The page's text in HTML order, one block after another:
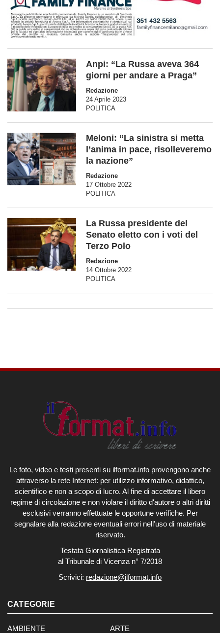
Anpi: “La Russa aveva 364
giorni per andare a Praga”
Redazione
24 Aprile 2023
POLITICA
Meloni: “La sinistra si metta
l’anima in pace, risolleveremo
la nazione”
Redazione
17 Ottobre 2022
POLITICA
La Russa presidente del
Senato eletto con i voti del
Terzo Polo
Redazione
14 Ottobre 2022
POLITICA
Le foto, video e testi presenti su ilformat.info provengono anche
attraverso la rete Internet: per utilizzo informativo, didattico,
scientifico e non a scopo di lucro. Al fine di accettare il libero
regime di circolazione e non violare il diritto d'autore o altri diritti
esclusivi verranno effettuate le opportune verifiche. Per
segnalare alla redazione eventuali errori nell'uso di materiale
riservato.
Testata Giornalistica Registrata
al Tribunale di Vicenza n° 7/2018
Scrivici: redazione@ilformat.info
CATEGORIE
AMBIENTE
ARTE